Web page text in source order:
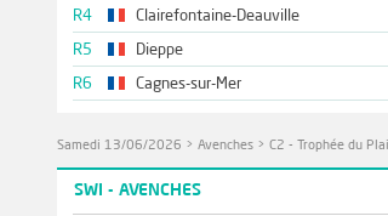
R4 Clairefontaine-Deauville
R5 Dieppe
R6 Cagnes-sur-Mer
Samedi 13/06/2026 > Avenches > C2 - Trophée du
SWI - AVENCHES